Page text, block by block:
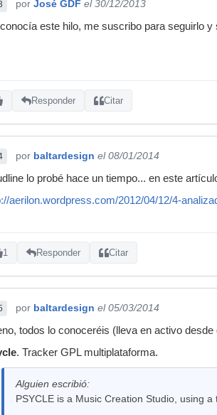
por José GDF el 30/12/2013
este hilo, me suscribo para seguirlo
Responder Citar
por baltardesign el 08/01/2014
lo probé hace un tiempo... en este
aerilon.wordpress.com/2012/04/12/4-
1 Responder Citar
por baltardesign el 05/03/2014
todos lo conoceréis (lleva en activo
. Tracker GPL multiplataforma.
Alguien escribió:
PSYCLE is a Music Creation Studio, using a